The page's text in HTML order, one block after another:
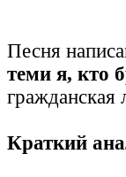
Песня
теми я, кто
гражданская
Краткий